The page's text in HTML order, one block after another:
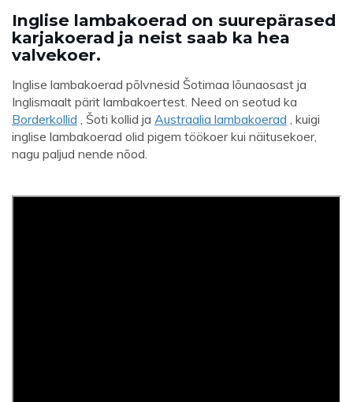
Inglise lambakoerad on suurepärased
karjakoerad ja neist saab ka hea
valvekoer.
Inglise lambakoerad põlvnesid Šotimaa lõunaosast ja
Inglismaalt pärit lambakoertest. Need on seotud ka
Borderkollid , Šoti kollid ja Austraalia lambakoerad , kuigi
inglise lambakoerad olid pigem töökoer kui näitusekoer,
nagu paljud nende nõod.